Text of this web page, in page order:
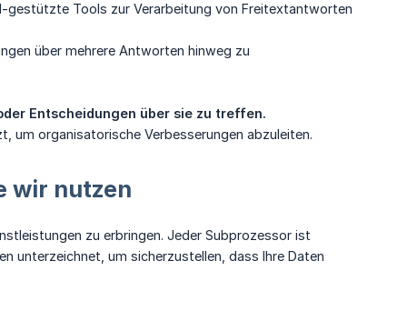
gestützte Tools zur Verarbeitung von Freitextantworten
über mehrere Antworten hinweg zu
Entscheidungen über sie zu treffen.
um organisatorische Verbesserungen abzuleiten.
wir nutzen
zu erbringen. Jeder Subprozessor ist
unterzeichnet, um sicherzustellen, dass Ihre Daten